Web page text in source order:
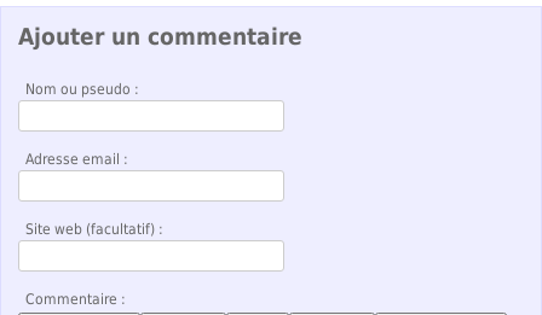
Ajouter un commentaire
Nom ou pseudo :
Adresse email :
Site web (facultatif) :
Commentaire :